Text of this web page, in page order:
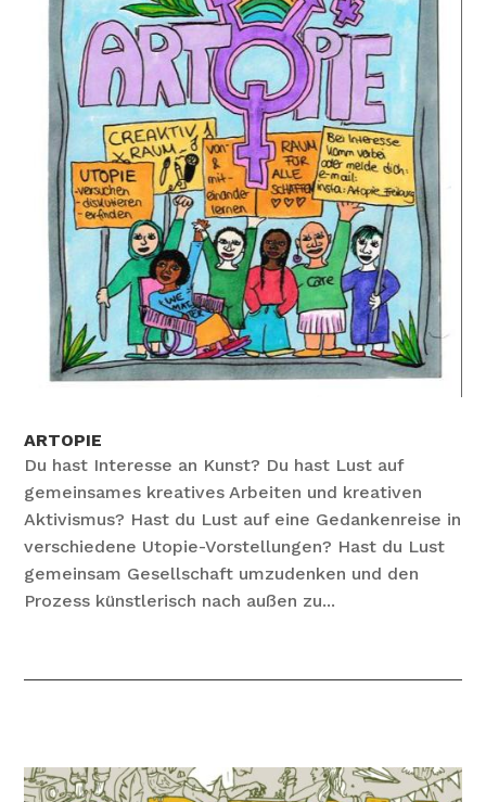
ARTOPIE
Du hast Interesse an Kunst? Du hast Lust auf
gemeinsames kreatives Arbeiten und kreativen
Aktivismus? Hast du Lust auf eine Gedankenreise in
verschiedene Utopie-Vorstellungen? Hast du Lust
gemeinsam Gesellschaft umzudenken und den
Prozess künstlerisch nach außen zu...